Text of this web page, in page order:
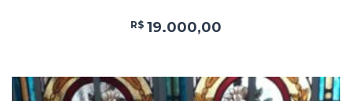
R$ 19.000,00